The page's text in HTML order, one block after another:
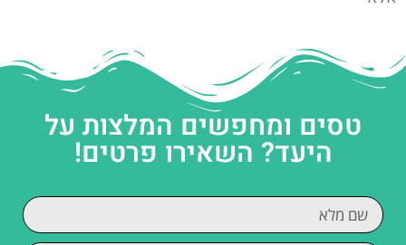
טסים ומחפשים המלצות על
היעד? השאירו פרטים!